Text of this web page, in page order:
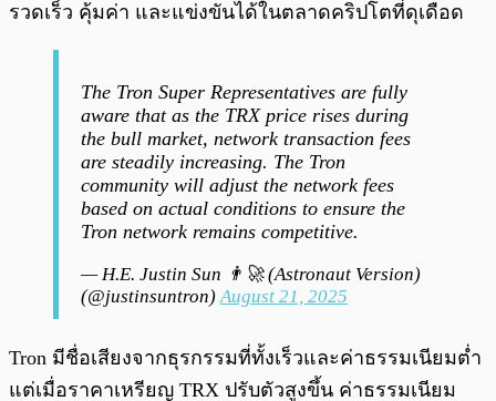
รวดเร็ว คุ้มค่า และแข่งขันได้ในตลาดคริปโตที่ดุเดือด
The Tron Super Representatives are fully
aware that as the TRX price rises during
the bull market, network transaction fees
are steadily increasing. The Tron
community will adjust the network fees
based on actual conditions to ensure the
Tron network remains competitive.
— H.E. Justin Sun 👨‍🚀 (Astronaut Version)
(@justinsuntron)August 21, 2025
Tron มีชื่อเสียงจากธุรกรรมที่ทั้งเร็วและค่าธรรมเนียมต่ำ
แต่เมื่อราคาเหรียญ TRX ปรับตัวสูงขึ้น ค่าธรรมเนียม